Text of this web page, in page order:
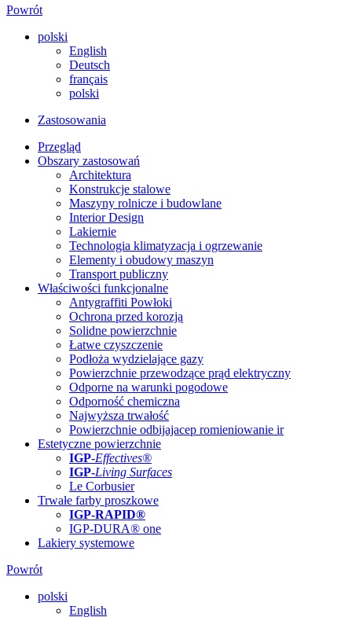
Powrót
polski
English
Deutsch
français
polski
Zastosowania
Przegląd
Obszary zastosowań
Architektura
Konstrukcje stalowe
Maszyny rolnicze i budowlane
Interior Design
Lakiernie
Technologia klimatyzacja i ogrzewanie
Elementy i obudowy maszyn
Transport publiczny
Właściwości funkcjonalne
Antygraffiti Powłoki
Ochrona przed korozją
Solidne powierzchnie
Łatwe czyszczenie
Podłoża wydzielające gazy
Powierzchnie przewodzące prąd elektryczny
Odporne na warunki pogodowe
Odporność chemiczna
Najwyższa trwałość
Powierzchnie odbijajacep romieniowanie ir
Estetyczne powierzchnie
IGP-Effectives®
IGP-Living Surfaces
Le Corbusier
Trwałe farby proszkowe
IGP-RAPID®
IGP-DURA® one
Lakiery systemowe
Powrót
polski
English